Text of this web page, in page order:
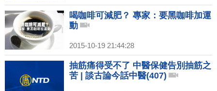
喝咖啡可減肥？ 專家：要黑咖啡加運
動
2015-10-19 21:44:28
抽筋痛得受不了 中醫保健告別抽筋之
苦 | 談古論今話中醫(407)